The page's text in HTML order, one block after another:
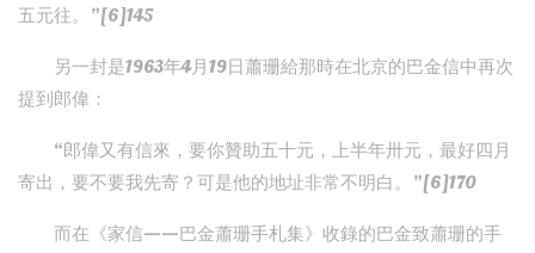
五元往。”[6]145
另一封是1963年4月19日蕭珊給那時在北京的巴金信中再次
提到郎偉：
“郎偉又有信來，要你贊助五十元，上半年卅元，最好四月
寄出，要不要我先寄？可是他的地址非常不明白。”[6]170
而在《家信——巴金蕭珊手札集》收錄的巴金致蕭珊的手